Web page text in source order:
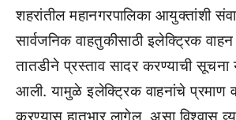
शहरांतील महानगरपालिका आयुक्तांशी
सार्वजनिक वाहतुकीसाठी इलेक्ट्रिक
तातडीने प्रस्ताव सादर करण्याची सूचना
आली. यामुळे इलेक्ट्रिक वाहनांचे प्रमाण
करण्यास हातभार लागेल, असा विश्वास